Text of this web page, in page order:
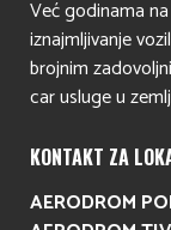
Već godinama
iznajmljivanje
brojnim
car usluge u
KONTAKT ZA
AERODROM